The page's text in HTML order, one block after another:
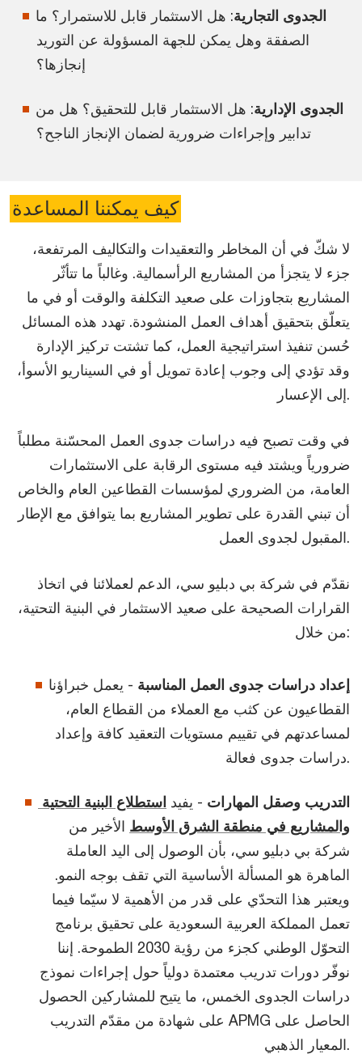
الجدوى التجارية: هل الاستثمار قابل للاستمرار؟ ما
الصفقة وهل يمكن للجهة المسؤولة عن التوريد
إنجازها؟
الجدوى الإدارية: هل الاستثمار قابل للتحقيق؟ هل من
تدابير وإجراءات ضرورية لضمان الإنجاز الناجح؟
كيف يمكننا المساعدة
لا شكّ في أن المخاطر والتعقيدات والتكاليف المرتفعة،
جزء لا يتجزأ من المشاريع الرأسمالية. وغالباً ما تتأثّر
المشاريع بتجاوزات على صعيد التكلفة والوقت أو في ما
يتعلّق بتحقيق أهداف العمل المنشودة. تهدد هذه المسائل
حُسن تنفيذ استراتيجية العمل، كما تشتت تركيز الإدارة
وقد تؤدي إلى وجوب إعادة تمويل أو في السيناريو الأسوأ،
إلى الإعسار.
في وقت تصبح فيه دراسات جدوى العمل المحسّنة مطلباً
ضرورياً ويشتد فيه مستوى الرقابة على الاستثمارات
العامة، من الضروري لمؤسسات القطاعين العام والخاص
أن تبني القدرة على تطوير المشاريع بما يتوافق مع الإطار
المقبول لجدوى العمل.
نقدّم في شركة بي دبليو سي، الدعم لعملائنا في اتخاذ
القرارات الصحيحة على صعيد الاستثمار في البنية التحتية،
من خلال:
إعداد دراسات جدوى العمل المناسبة - يعمل خبراؤنا
القطاعيون عن كثب مع العملاء من القطاع العام،
لمساعدتهم في تقييم مستويات التعقيد كافة وإعداد
دراسات جدوى فعالة.
التدريب وصقل المهارات - يفيد
والمشاريع في منطقة الشرق الأوسط الأخير من
شركة بي دبليو سي، بأن الوصول إلى اليد العاملة
الماهرة هو المسألة الأساسية التي تقف بوجه النمو.
ويعتبر هذا التحدّي على قدر من الأهمية لا سيّما فيما
تعمل المملكة العربية السعودية على تحقيق برنامج
التحوّل الوطني كجزء من رؤية 2030 الطموحة. إننا
نوفّر دورات تدريب معتمدة دولياً حول إجراءات نموذج
دراسات الجدوى الخمس، ما يتيح للمشاركين الحصول
على شهادة من مقدّم التدريب APMG الحاصل على
المعيار الذهبي.